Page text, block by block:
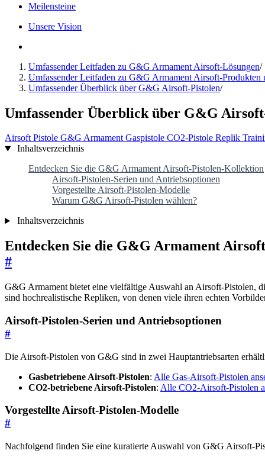
Meilensteine
Unsere Vision
Umfassender Leitfaden zu G&G Armament Airsoft-Lösungen/
Umfassender Leitfaden zu G&G Armament Airsoft-Produkten
Umfassender Überblick über G&G Airsoft-Pistolen/
Umfassender Überblick über G&G
AirsoftPistole G&G ArmamentGaspistole CO2-Pistole Replik
Inhaltsverzeichnis
Entdecken Sie die G&G Armament Airsoft-Pistolen-Kollektion
Airsoft-Pistolen-Serien und Antriebsoptionen
Vorgestellte Airsoft-Pistolen-Modelle
Warum G&G Airsoft-Pistolen wählen?
Inhaltsverzeichnis
Entdecken Sie die G&G Armament
#
G&G Armament bietet eine vielfältige Auswahl an Airsoft-Pistolen,
sind hochrealistische Repliken, von denen viele ihren echten
Airsoft-Pistolen-Serien und Antriebsoptionen
#
Die Airsoft-Pistolen von G&G sind in zwei Hauptantriebsarten
Gasbetriebene Airsoft-Pistolen: Alle Gas-Airsoft-Pistolen
CO2-betriebene Airsoft-Pistolen: Alle CO2-Airsoft-Pistolen
Vorgestellte Airsoft-Pistolen-Modelle
#
Nachfolgend finden Sie eine kuratierte Auswahl von G&G Airsoft-